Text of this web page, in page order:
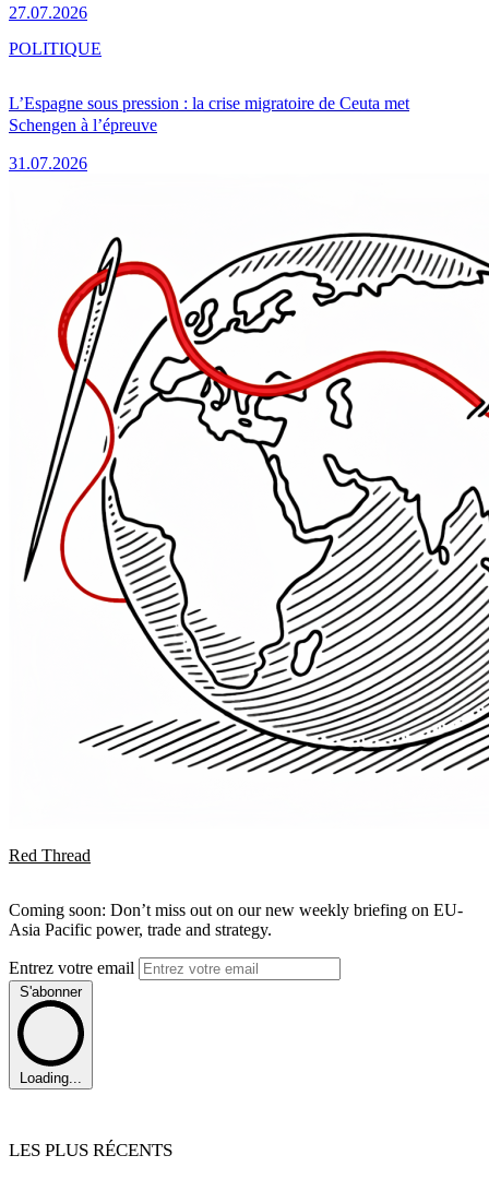
27.07.2026
L’Espagne sous pression : la crise migratoire de Ceuta met
Schengen à l’épreuve
31.07.2026
POLITIQUE
Red Thread
Coming soon: Don’t miss out on our new weekly briefing on EU-
Asia Pacific power, trade and strategy.
Entrez votre email
S'abonner
Loading...
LES PLUS RÉCENTS